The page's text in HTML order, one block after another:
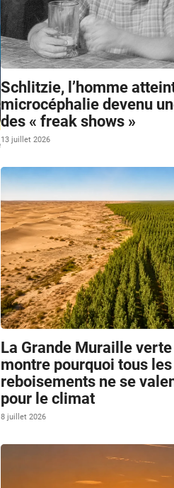
Schlitzie, l’homme
microcéphalie devenu
des « freak shows »
13 juillet 2026
La Grande Muraille
montre pourquoi tous les
reboisements ne se
pour le climat
8 juillet 2026